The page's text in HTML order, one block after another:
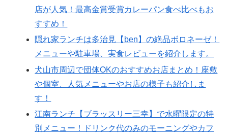
店が人気！最高金賞受賞カレーパン食べ比べもお
すすめ！
隠れ家ランチは多治見【ben】の絶品ボロネーゼ！
メニューや駐車場、実食レビューを紹介します。
犬山市周辺で団体OKのおすすめお店まとめ！座敷
や個室、人気メニューやお店の様子も紹介しま
す！
江南ランチ【ブラッスリー三幸】で水曜限定の特
別メニュー！ドリンク代のみのモーニングやカフ